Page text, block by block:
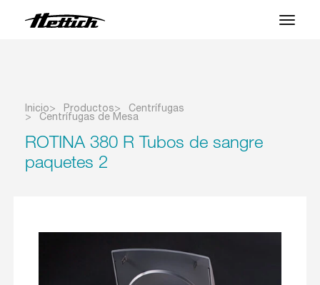
Aplicaciones
Centro de Soporte
Sobre nosotros
Noticias y Eventos
Inicio Productos Centrífugas
Centrífugas de Mesa
ROTINA 380 R Tubos de sangre
paquetes 2